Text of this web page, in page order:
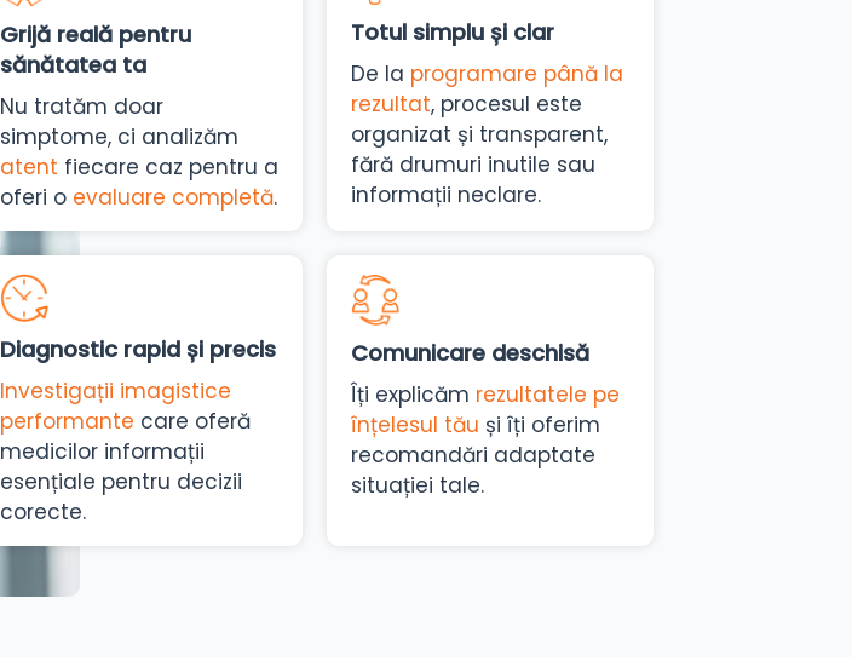
Grijă reală pentru
sănătatea ta
Nu tratăm doar
simptome, ci analizăm
atent fiecare caz pentru a
oferi o evaluare completă.
Totul simplu și clar
De la programare până la
rezultat, procesul este
organizat și transparent,
fără drumuri inutile sau
informații neclare.
Diagnostic rapid și precis
Investigații imagistice
performante care oferă
medicilor informații
esențiale pentru decizii
corecte.
Comunicare deschisă
Îți explicăm rezultatele pe
înțelesul tău și îți oferim
recomandări adaptate
situației tale.